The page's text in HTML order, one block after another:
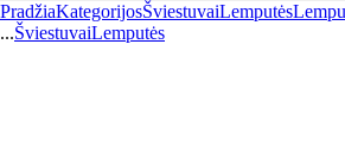
PradžiaKategorijosŠviestuvaiLemputės
...ŠviestuvaiLemputės